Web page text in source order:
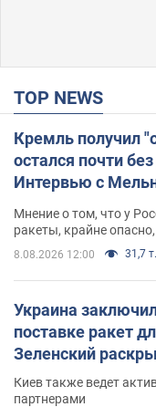
TOP NEWS
Кремль получил
остался почти
Интервью с
Мнение о том, что у
ракеты, крайне
8.08.2026 12:00 31,7 т.
Украина
поставке ракет
Зеленский
Киев также ведет
партнерами